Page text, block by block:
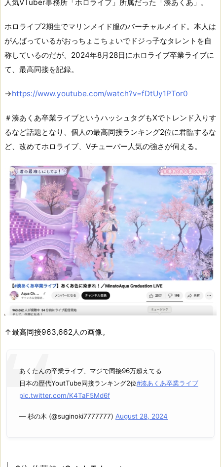
人気VTuber事務所「ホロライブ」所属だった「湊あくあ」。
ホロライブ2期生でマリンメイド服のバーチャルメイド。本人は
がんばっているがおっちょこちょいでドジっ子なタレントを自
称しているのだが、2024年8月28日にホロライブ卒業ライブに
て、最高同接を記録。
→https://www.youtube.com/watch?v=fDtUy1PTor0
＃湊あくあ卒業ライブというハッシュタグもXでトレンド入りす
るなど話題となり、個人の最高同接ランキング2位に君臨するな
ど、改めてホロライブ、Vチューバー人気の強さが伺える。
↑最高同接963,662人の画像。
あくたんの卒業ライブ、マジで同接96万超えてる
日本の歴代YoutTube同接ランキング2位#湊あくあ卒業ライブ
pic.twitter.com/K4TaF5Md6f
— 杉の木 (@suginoki7777777) August 28, 2024